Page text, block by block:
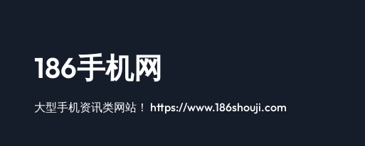
186手机网
大型手机资讯类网站！ https://www.186shouji.com